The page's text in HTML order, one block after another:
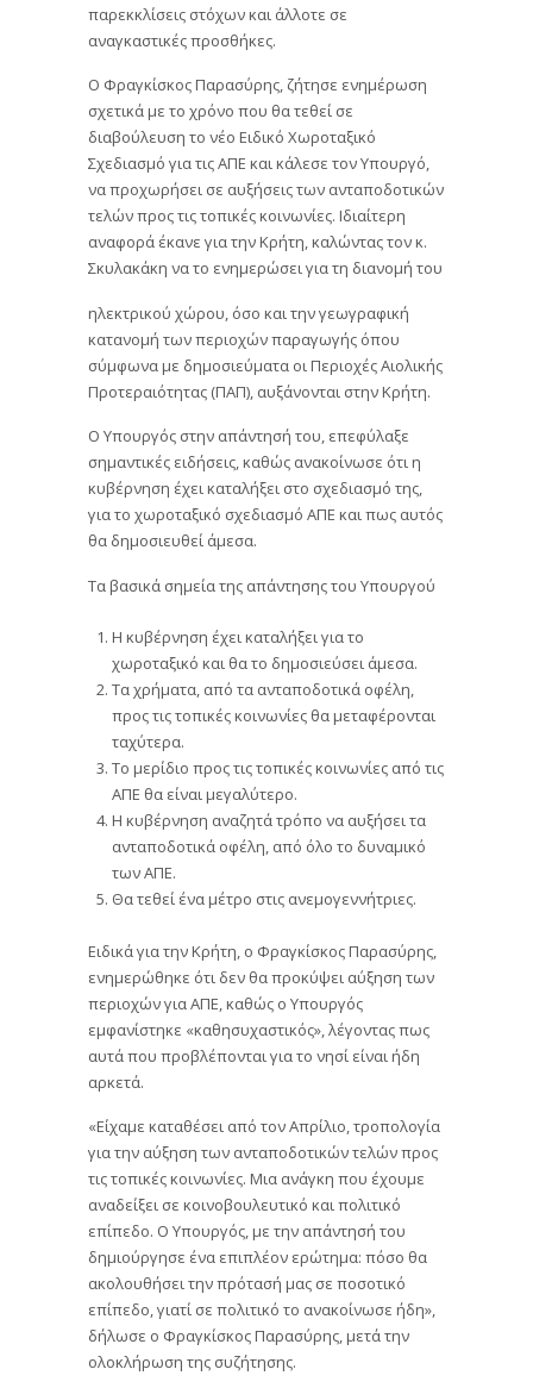
παρεκκλίσεις στόχων και άλλοτε σε
αναγκαστικές προσθήκες.
Ο Φραγκίσκος Παρασύρης, ζήτησε ενημέρωση
σχετικά με το χρόνο που θα τεθεί σε
διαβούλευση το νέο Ειδικό Χωροταξικό
Σχεδιασμό για τις ΑΠΕ και κάλεσε τον Υπουργό,
να προχωρήσει σε αυξήσεις των ανταποδοτικών
τελών προς τις τοπικές κοινωνίες. Ιδιαίτερη
αναφορά έκανε για την Κρήτη, καλώντας τον κ.
Σκυλακάκη να το ενημερώσει για τη διανομή του
ηλεκτρικού χώρου, όσο και την γεωγραφική
κατανομή των περιοχών παραγωγής όπου
σύμφωνα με δημοσιεύματα οι Περιοχές Αιολικής
Προτεραιότητας (ΠΑΠ), αυξάνονται στην Κρήτη.
Ο Υπουργός στην απάντησή του, επεφύλαξε
σημαντικές ειδήσεις, καθώς ανακοίνωσε ότι η
κυβέρνηση έχει καταλήξει στο σχεδιασμό της,
για το χωροταξικό σχεδιασμό ΑΠΕ και πως αυτός
θα δημοσιευθεί άμεσα.
Τα βασικά σημεία της απάντησης του Υπουργού
Η κυβέρνηση έχει καταλήξει για το
χωροταξικό και θα το δημοσιεύσει άμεσα.
Τα χρήματα, από τα ανταποδοτικά οφέλη,
προς τις τοπικές κοινωνίες θα μεταφέρονται
ταχύτερα.
Το μερίδιο προς τις τοπικές κοινωνίες από τις
ΑΠΕ θα είναι μεγαλύτερο.
Η κυβέρνηση αναζητά τρόπο να αυξήσει τα
ανταποδοτικά οφέλη, από όλο το δυναμικό
των ΑΠΕ.
Θα τεθεί ένα μέτρο στις ανεμογεννήτριες.
Ειδικά για την Κρήτη, ο Φραγκίσκος Παρασύρης,
ενημερώθηκε ότι δεν θα προκύψει αύξηση των
περιοχών για ΑΠΕ, καθώς ο Υπουργός
εμφανίστηκε «καθησυχαστικός», λέγοντας πως
αυτά που προβλέπονται για το νησί είναι ήδη
αρκετά.
«Είχαμε καταθέσει από τον Απρίλιο, τροπολογία
για την αύξηση των ανταποδοτικών τελών προς
τις τοπικές κοινωνίες. Μια ανάγκη που έχουμε
αναδείξει σε κοινοβουλευτικό και πολιτικό
επίπεδο. Ο Υπουργός, με την απάντησή του
δημιούργησε ένα επιπλέον ερώτημα: πόσο θα
ακολουθήσει την πρότασή μας σε ποσοτικό
επίπεδο, γιατί σε πολιτικό το ανακοίνωσε ήδη»,
δήλωσε ο Φραγκίσκος Παρασύρης, μετά την
ολοκλήρωση της συζήτησης.